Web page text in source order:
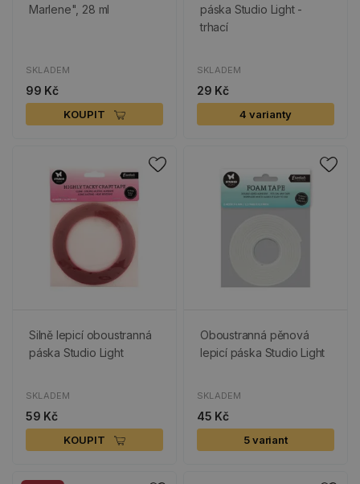
Marlene", 28 ml
SKLADEM
99 Kč
KOUPIT
páska Studio Light -
trhací
SKLADEM
29 Kč
4 varianty
Silně lepicí oboustranná
páska Studio Light
SKLADEM
59 Kč
KOUPIT
Oboustranná pěnová
lepicí páska Studio Light
SKLADEM
45 Kč
5 variant